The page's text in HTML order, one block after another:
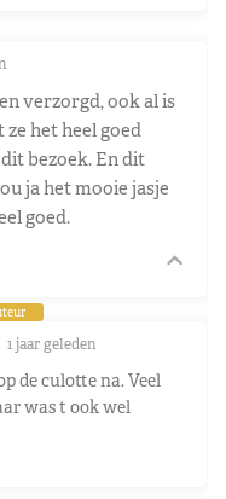
verzorgd, ook al is
het heel goed
bezoek. En dit
ja het mooie jasje
goed.
1 jaar geleden
de culotte na. Veel
was t ook wel